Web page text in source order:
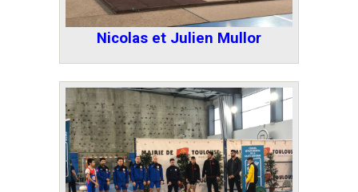
Nicolas et Julien Mullor